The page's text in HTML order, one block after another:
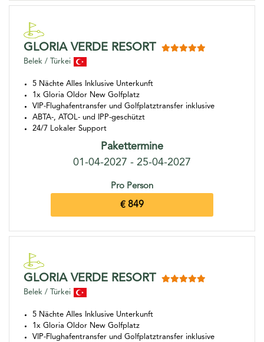
GLORIA VERDE RESORT
Belek / Türkei
5 Nächte Alles Inklusive Unterkunft
1x Gloria Oldor New Golfplatz
VIP-Flughafentransfer und Golfplatztransfer inklusive
ABTA-, ATOL- und IPP-geschützt
24/7 Lokaler Support
Pakettermine
01-04-2027 - 25-04-2027
Pro Person
€ 849
GLORIA VERDE RESORT
Belek / Türkei
5 Nächte Alles Inklusive Unterkunft
1x Gloria Oldor New Golfplatz
VIP-Flughafentransfer und Golfplatztransfer inklusive